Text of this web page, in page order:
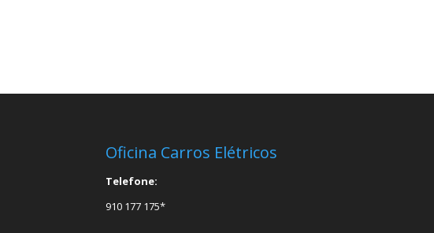
Oficina Carros Elétricos
Telefone:
910 177 175*